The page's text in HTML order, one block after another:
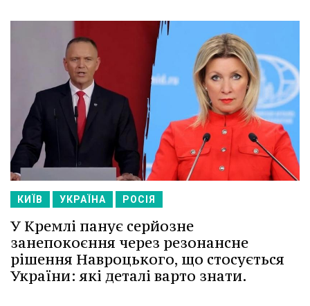
КИЇВ УКРАЇНА РОСІЯ
У Кремлі панує серйозне
занепокоєння через резонансне
рішення Навроцького, що стосується
України: які деталі варто знати.